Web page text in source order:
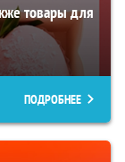
товары для
ПОДРОБНЕЕ